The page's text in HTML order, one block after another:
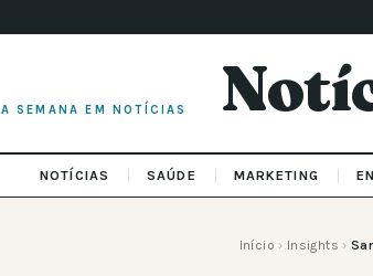
A SEMANA EM NOTÍCIAS
NOTÍCIAS SAÚDE MARKETING
Início › Insights ›